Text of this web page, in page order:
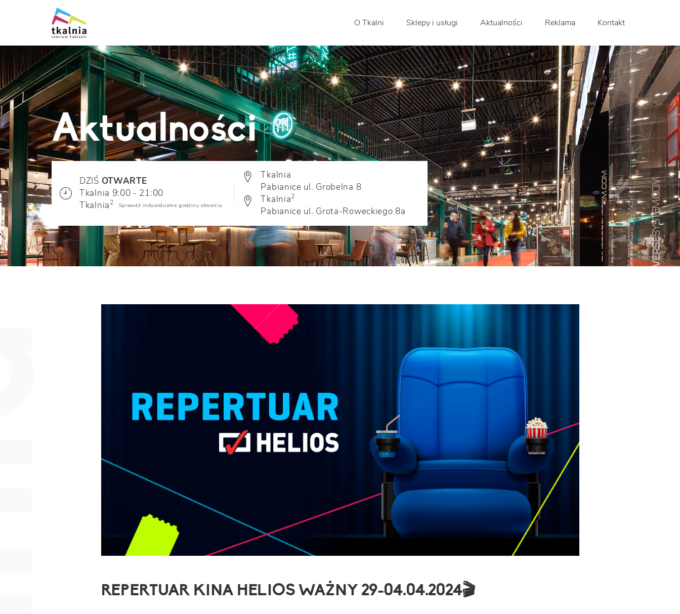
O Tkalni Sklepy i usługi Aktualności Reklama Kontakt
Aktualności
DZIŚ OTWARTE
Tkalnia 9:00 - 21:00
Tkalnia2 Sprawdź indywidualne godziny otwarcia
Tkalnia
Pabianice ul. Grobelna 8
Tkalnia2
Pabianice ul. Grota-Roweckiego 8a
REPERTUAR KINA HELIOS WAŻNY 29-04.04.2024🎬